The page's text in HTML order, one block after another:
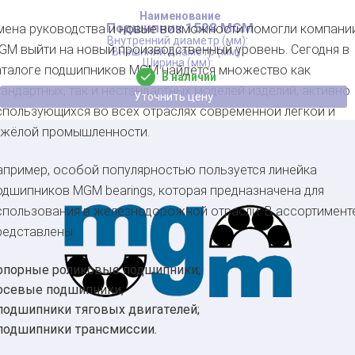
Подшипник 1508 MGM
В наличии
Уточнить цену
руководства и новые возможности помогли
выйти на новый производственный уровень. Сегодня в
подшипников MGM найдётся множество как
так и нестандартных моделей изделий, активно
во всех отраслях современной лёгкой и
промышленности.
особой популярностью пользуется линейка
MGM bearings, которая предназначена для
в железнодорожной отрасли. В
роликовые подшипники;
подшипники;
тяговых двигателей;
трансмиссии.